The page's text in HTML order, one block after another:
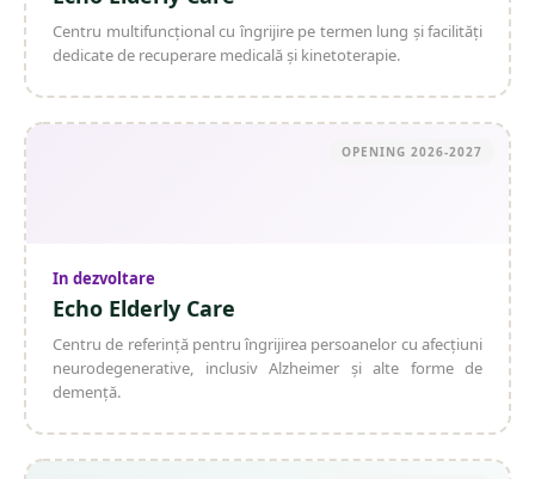
Centru multifuncțional cu îngrijire pe termen lung și facilități
dedicate de recuperare medicală și kinetoterapie.
OPENING 2026-2027
In dezvoltare
Echo Elderly Care
Centru de referință pentru îngrijirea persoanelor cu afecțiuni
neurodegenerative, inclusiv Alzheimer și alte forme de
demență.